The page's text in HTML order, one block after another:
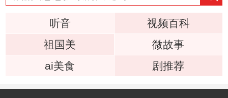
听音
视频百科
祖国美
微故事
ai美食
剧推荐